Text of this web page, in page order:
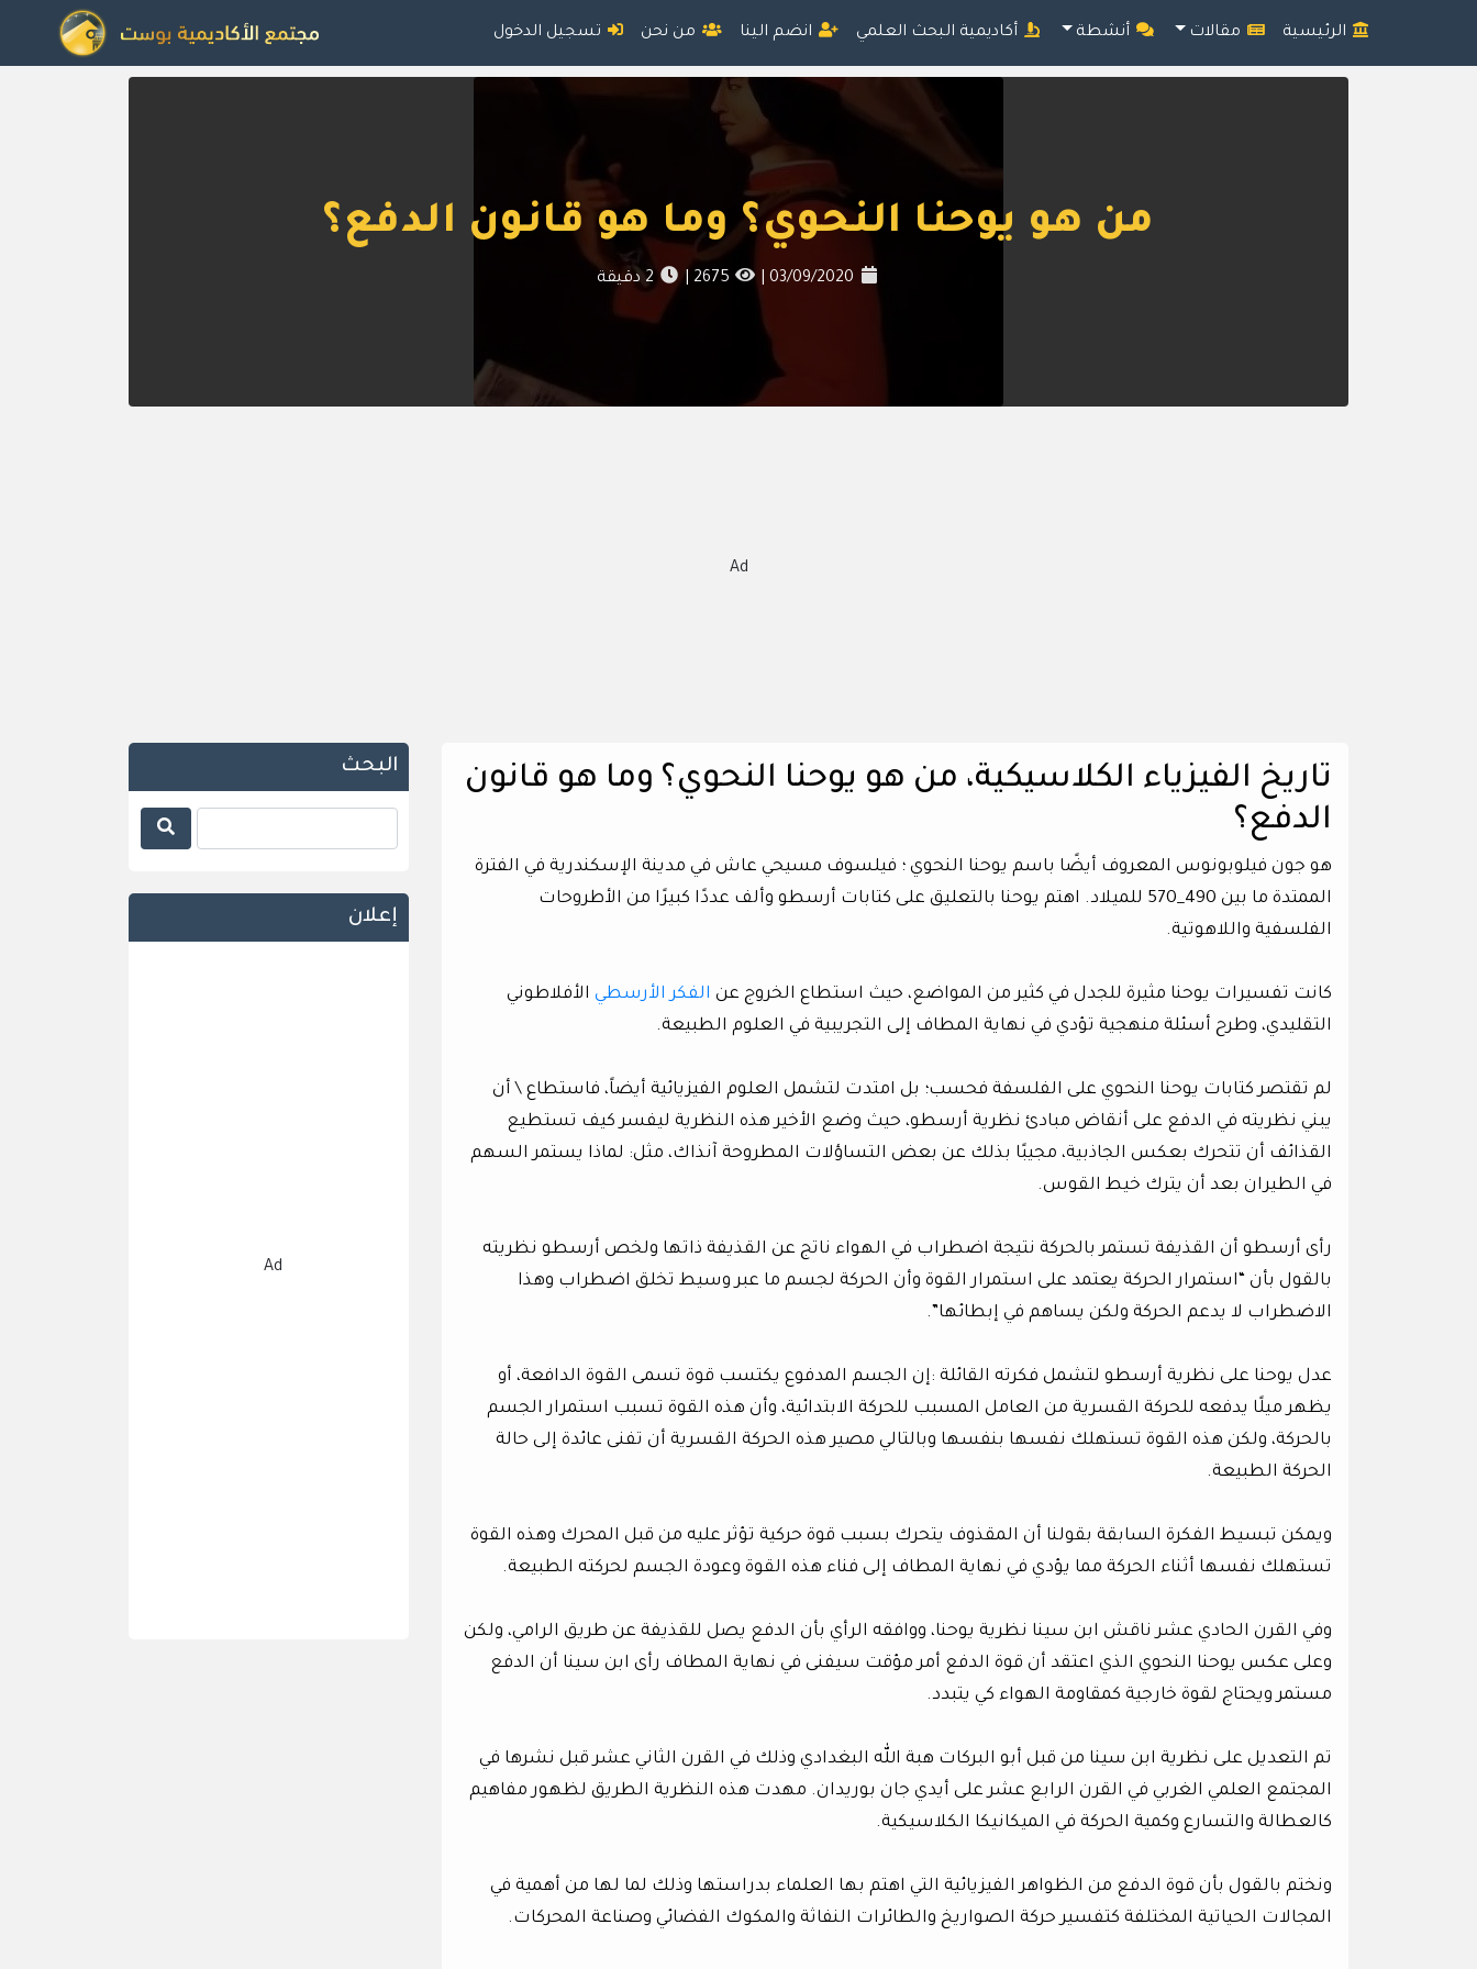
الرئيسية مقالات أنشطة أكاديمية البحث العلمي انضم الينا من نحن تسجيل الدخول
من هو يوحنا النحوي؟ وما هو قانون الدفع؟
03/09/2020
|
2 دقيقة
Ad
تاريخ الفيزياء الكلاسيكية، من هو يوحنا النحوي؟ وما هو قانون
الدفع؟
هو جون فيلوبونوس المعروف أيضًا باسم يوحنا النحوي ؛ فيلسوف مسيحي عاش في مدينة الإسكندرية في الفترة
الممتدة ما بين 490_570 للميلاد. اهتم يوحنا بالتعليق على كتابات أرسطو وألف عددًا كبيرًا من الأطروحات
الفلسفية واللاهوتية.
كانت تفسيرات يوحنا مثيرة للجدل في كثير من المواضع، حيث استطاع الخروج عن الفكر الأرسطي الأفلاطوني
التقليدي، وطرح أسئلة منهجية تؤدي في نهاية المطاف إلى التجريبية في العلوم الطبيعة.
لم تقتصر كتابات يوحنا النحوي على الفلسفة فحسب؛ بل امتدت لتشمل العلوم الفيزيائية أيضاً، فاستطاع \ أن
يبني نظريته في الدفع على أنقاض مبادئ نظرية أرسطو، حيث وضع الأخير هذه النظرية ليفسر كيف تستطيع
القذائف أن تتحرك بعكس الجاذبية، مجيبًا بذلك عن بعض التساؤلات المطروحة آنذاك، مثل: لماذا يستمر السهم
في الطيران بعد أن يترك خيط القوس.
رأى أرسطو أن القذيفة تستمر بالحركة نتيجة اضطراب في الهواء ناتج عن القذيفة ذاتها ولخص أرسطو نظريته
بالقول بأن “استمرار الحركة يعتمد على استمرار القوة وأن الحركة لجسم ما عبر وسيط تخلق اضطراب وهذا
الاضطراب لا يدعم الحركة ولكن يساهم في إبطائها”.
عدل يوحنا على نظرية أرسطو لتشمل فكرته القائلة :إن الجسم المدفوع يكتسب قوة تسمى القوة الدافعة، أو
يظهر ميلًا يدفعه للحركة القسرية من العامل المسبب للحركة الابتدائية، وأن هذه القوة تسبب استمرار الجسم
بالحركة، ولكن هذه القوة تستهلك نفسها بنفسها وبالتالي مصير هذه الحركة القسرية أن تفنى عائدة إلى حالة
الحركة الطبيعة.
ويمكن تبسيط الفكرة السابقة بقولنا أن المقذوف يتحرك بسبب قوة حركية تؤثر عليه من قبل المحرك وهذه القوة
تستهلك نفسها أثناء الحركة مما يؤدي في نهاية المطاف إلى فناء هذه القوة وعودة الجسم لحركته الطبيعة.
وفي القرن الحادي عشر ناقش ابن سينا نظرية يوحنا، ووافقه الرأي بأن الدفع يصل للقذيفة عن طريق الرامي، ولكن
وعلى عكس يوحنا النحوي الذي اعتقد أن قوة الدفع أمر مؤقت سيفنى في نهاية المطاف رأى ابن سينا أن الدفع
مستمر ويحتاج لقوة خارجية كمقاومة الهواء كي يتبدد.
تم التعديل على نظرية ابن سينا من قبل أبو البركات هبة الله البغدادي وذلك في القرن الثاني عشر قبل نشرها في
المجتمع العلمي الغربي في القرن الرابع عشر على أيدي جان بوريدان. مهدت هذه النظرية الطريق لظهور مفاهيم
كالعطالة والتسارع وكمية الحركة في الميكانيكا الكلاسيكية.
ونختم بالقول بأن قوة الدفع من الظواهر الفيزيائية التي اهتم بها العلماء بدراستها وذلك لما لها من أهمية في
المجالات الحياتية المختلفة كتفسير حركة الصواريخ والطائرات النفاثة والمكوك الفضائي وصناعة المحركات.
البحث
إعلان
Ad